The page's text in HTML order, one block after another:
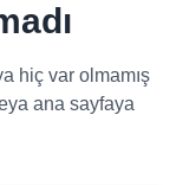
hiç var olmamış
ana sayfaya